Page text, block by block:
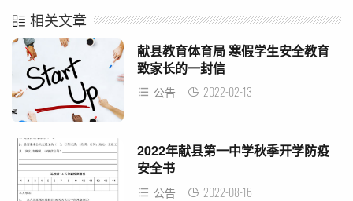
相关文章
献县教育体育局 寒假学生安全教育
致家长的一封信
公告 2022-02-13
2022年献县第一中学秋季开学防疫
安全书
公告 2022-08-16